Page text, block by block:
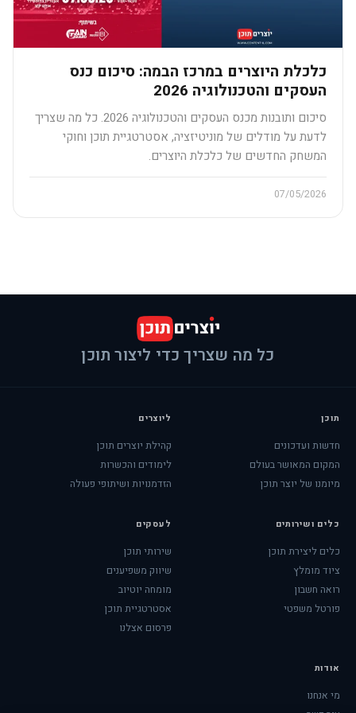
כלכלת היוצרים במרכז הבמה: סיכום כנס
העסקים והטכנולוגיה 2026
סיכום ותובנות מכנס העסקים והטכנולוגיה 2026. כל מה שצריך
לדעת על מודלים של מוניטיזציה, אסטרטגיית תוכן וחוקי
המשחק החדשים של כלכלת היוצרים.
07/05/2026
כל מה שצריך כדי ליצור תוכן
תוכן
חדשות ועדכונים
המקום המאושר בעולם
מיומנו של יוצר תוכן
ליוצרים
קהילת יוצרים תוכן
לימודים והכשרות
הזדמנויות ושיתופי פעולה
כלים ושירותים
כלים ליצירת תוכן
ציוד מומלץ
רואה חשבון
פורטל משפטי
לעסקים
שירותי תוכן
שיווק משפיענים
מומחה יוטיוב
אסטרטגיית תוכן
פרסום אצלנו
אודות
מי אנחנו